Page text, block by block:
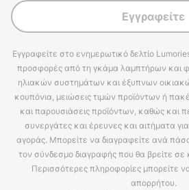
Εγγραφείτε
Εγγραφείτε στο ενημερωτικό δελτίο
προσφορές από τη γκάμα λαμπτήρων και
ηλιακών συστημάτων και έξυπνων
κουπόνια, μειώσεις τιμών προϊόντων ή
και παρουσιάσεις προϊόντων, καθώς και
συνεργάτες και έρευνες και αιτήματα
αγοράς. Μπορείτε να διαγραφείτε ανά
τον σύνδεσμο διαγραφής που θα βρείτε σε
Περισσότερες πληροφορίες μπορείτε
απορρήτου.